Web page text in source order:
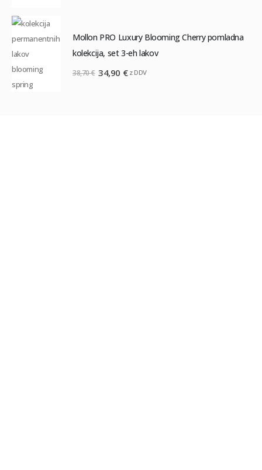
Mollon PRO Luxury Blooming Cherry pomladna
kolekcija, set 3-eh lakov
38,70€ Izvirna
34,90 €Trenutna
z DDV